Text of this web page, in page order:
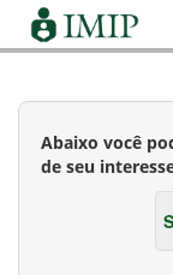
Abaixo você
de seu